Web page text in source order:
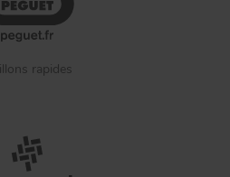
rapides